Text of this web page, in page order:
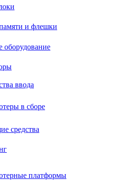
и флешки
оборудование
ввода
в сборе
средства
платформы